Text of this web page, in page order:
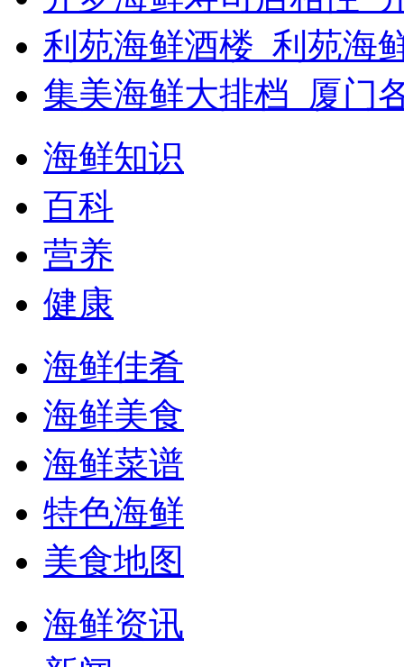
利苑海鲜酒楼_利苑海
集美海鲜大排档_厦门
海鲜知识
百科
营养
健康
海鲜佳肴
海鲜美食
海鲜菜谱
特色海鲜
美食地图
海鲜资讯